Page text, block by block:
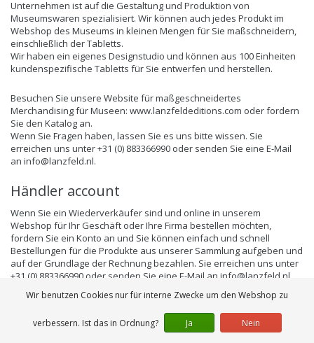
Unternehmen ist auf die Gestaltung und Produktion von
Museumswaren spezialisiert. Wir können auch jedes Produkt im
Webshop des Museums in kleinen Mengen für Sie maßschneidern,
einschließlich der Tabletts.
Wir haben ein eigenes Designstudio und können aus 100 Einheiten
kundenspezifische Tabletts für Sie entwerfen und herstellen.
Besuchen Sie unsere Website für maßgeschneidertes
Merchandising für Museen: www.lanzfeldeditions.com oder fordern
Sie den Katalog an.
Wenn Sie Fragen haben, lassen Sie es uns bitte wissen. Sie
erreichen uns unter +31 (0) 883366990 oder senden Sie eine E-Mail
an info@lanzfeld.nl.
Händler account
Wenn Sie ein Wiederverkäufer sind und online in unserem
Webshop für Ihr Geschäft oder Ihre Firma bestellen möchten,
fordern Sie ein Konto an und Sie können einfach und schnell
Bestellungen für die Produkte aus unserer Sammlung aufgeben und
auf der Grundlage der Rechnung bezahlen. Sie erreichen uns unter
+31 (0) 883366990 oder senden Sie eine E-Mail an info@lanzfeld.nl
Wir benutzen Cookies nur für interne Zwecke um den Webshop zu
verbessern. Ist das in Ordnung? Ja Nein